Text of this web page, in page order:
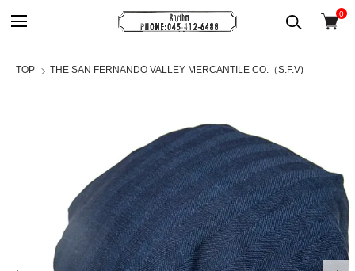
0
TOP THE SAN FERNANDO VALLEY MERCANTILE CO.（S.F.V)